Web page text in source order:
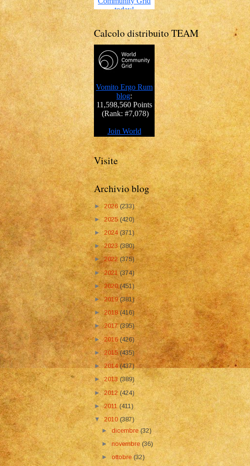
Calcolo distribuito TEAM
Visite
Archivio blog
► 2026(233)
►2025(420)
►2024 (371)
►2023(380)
►2022 (375)
►2021(374)
►2020(451)
►2019(381)
►2018(416)
►2017(395)
►2016(426)
►2015(435)
►2014(437)
►2013(389)
►2012(424)
►2011(411)
▼2010(387)
►dicembre(32)
►novembre(36)
►ottobre(32)